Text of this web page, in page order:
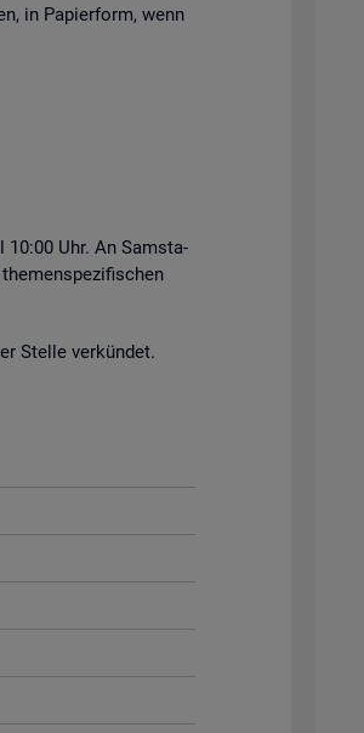
in Pa­pier­form, wenn
10:00 Uhr. An Sams­ta­
Stel­le ver­kün­det.